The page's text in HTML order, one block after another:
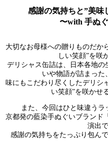
感謝の気持ちと”美味
〜with 手ぬ
大切なお母様への贈りものだか
しい笑顔”を咲
デリシャス缶詰は、日本各地
いや物語が詰まった
味にもこだわり尽くしたデリシ
い笑顔”を咲かせ
また、今回はひと味違うラ
京都発の藍染手ぬぐいブランド
演出
感謝の気持ちをたっぷり包ん